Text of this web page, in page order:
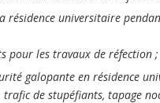
résidence universitaire
pour les travaux de réfection ;
galopante en résidence
de stupéfiants, tapage